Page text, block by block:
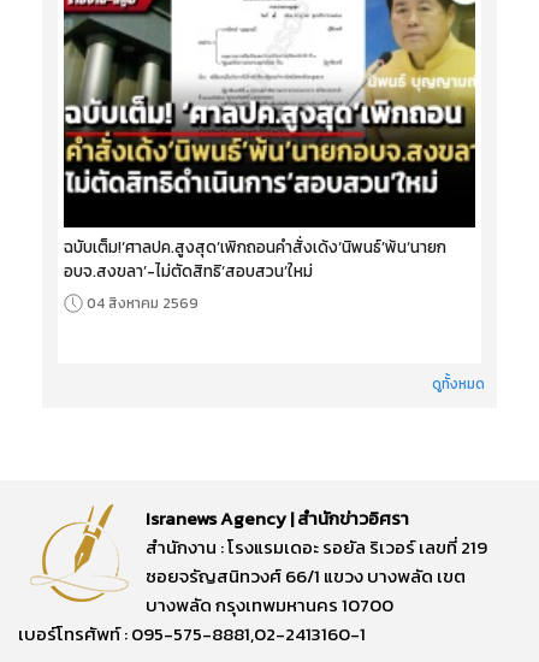
ฉบับเต็ม!‘ศาลปค.สูงสุด’เพิกถอนคำสั่งเด้ง‘นิพนธ์’พ้น‘นายก
อบจ.สงขลา’-ไม่ตัดสิทธิ‘สอบสวน’ใหม่
04 สิงหาคม 2569
ดูทั้งหมด
Isranews Agency | สำนักข่าวอิศรา
สำนักงาน : โรงแรมเดอะ รอยัล ริเวอร์ เลขที่ 219
ซอยจรัญสนิทวงศ์ 66/1 แขวง บางพลัด เขต
บางพลัด กรุงเทพมหานคร 10700
เบอร์โทรศัพท์ : 095-575-8881,02-2413160-1